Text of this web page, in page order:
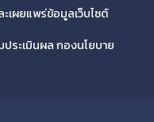
เผยแพร่ข้อมูลเว็บไซต์
ระเมินผล กองนโยบาย